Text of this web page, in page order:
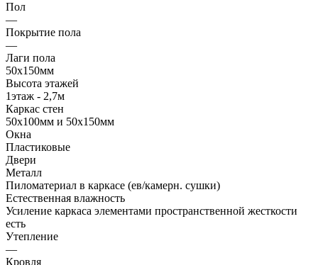
Пол
—
Покрытие пола
—
Лаги пола
50х150мм
Высота этажей
1этаж - 2,7м
Каркас стен
50х100мм и 50х150мм
Окна
Пластиковые
Двери
Металл
Пиломатериал в каркасе (ев/камерн. сушки)
Естественная влажность
Усиление каркаса элементами пространственной жесткости
есть
Утепление
—
Кровля